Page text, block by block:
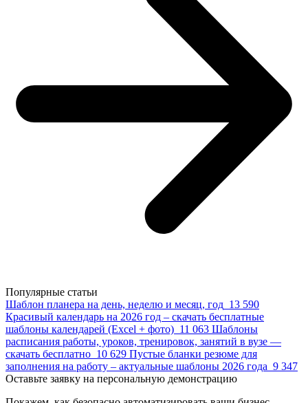
Популярные статьи
Шаблон планера на день, неделю и месяц, год 13 590
Красивый календарь на 2026 год – скачать бесплатные
шаблоны календарей (Excel + фото) 11 063 Шаблоны
расписания работы, уроков, тренировок, занятий в вузе —
скачать бесплатно 10 629 Пустые бланки резюме для
заполнения на работу – актуальные шаблоны 2026 года 9 347
Оставьте заявку на персональную демонстрацию